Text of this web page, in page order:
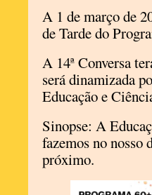
A 1 de março de
de Tarde do
A 14ª Conversa
será dinamizada
Educação e
Sinopse: A
fazemos no nosso
próximo.